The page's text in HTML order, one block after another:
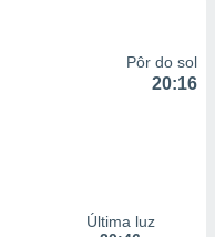
Pôr do sol
20:16
Última luz